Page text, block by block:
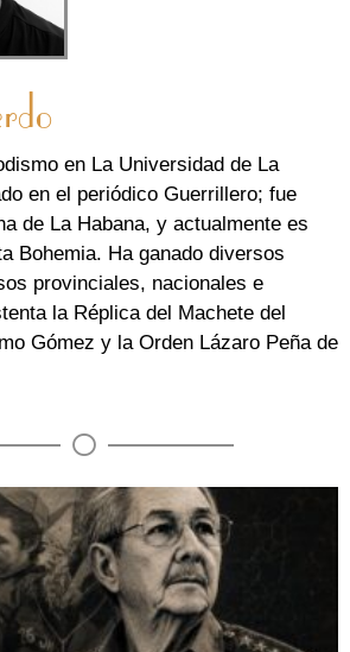
en La Universidad de La
en el periódico Guerrillero; fue
de La Habana, y actualmente es
Bohemia. Ha ganado diversos
provinciales, nacionales e
la Réplica del Machete del
Gómez y la Orden Lázaro Peña de